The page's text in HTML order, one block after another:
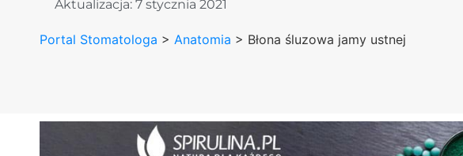
Aktualizacja:7 stycznia 2021
Portal Stomatologa >Anatomia > Błona śluzowa jamy ustnej